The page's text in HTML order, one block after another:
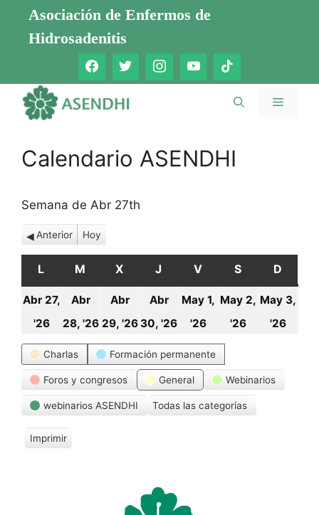
Saltar
contenido
Asociación de Enfermos de
Hidrosadenitis
Menú
Calendario ASENDHI
Semana de Abr 27th
Anterior Hoy
L LUNES
M MARTES
X MIÉRCOLES
J JUEVES
V VIERNES
S SÁBADO
D
Abr 27,
'2627
abril,
2026
Abr
28, '2628
abril,
2026
Abr
29, '2629
abril,
2026
Abr
30, '26
30
abril,
2026
May 1,
'26
mayo,
2026
May 2,
'26
2026
May 3,
'26
Categorías
Charlas Formación permanente
Foros y congresos General Webinarios
webinarios ASENDHI Todas las categorías
Imprimir
V